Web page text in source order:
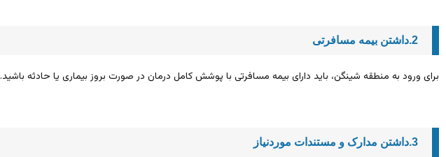
2.داشتن بیمه مسافرتی
برای ورود به منطقه شینگن، باید دارای بیمه مسافرتی با پوشش کامل درمان در صورت بروز بیماری یا حادثه باشید.
3.داشتن مدارک و مستندات موردنیاز